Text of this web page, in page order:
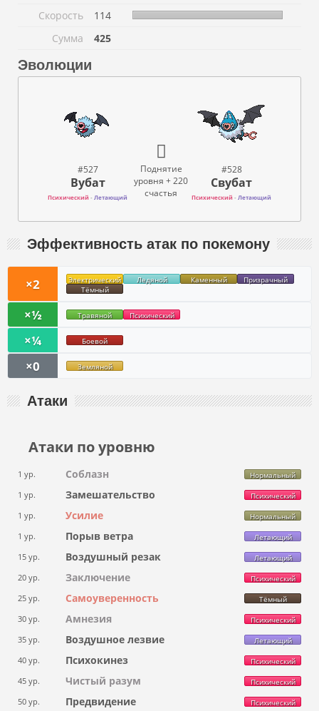
Скорость
114
Сумма
425
Эволюции
#527
Вубат
Психический- Летающий
Поднятие
уровня + 220
счастья
#528
Свубат
Психический- Летающий
Эффективность атак по покемону
×2 Электрический Ледяной Каменный
Призрачный
Тёмный
×½ Травяной Психический
×¼ Боевой
×0 Земляной
Атаки
Атаки по уровню
1 ур. Соблазн Нормальный
1 ур. Замешательство Психический
1 ур. Усилие Нормальный
1 ур. Порыв ветра Летающий
15 ур. Воздушный резак Летающий
20 ур. Заключение Психический
25 ур. Самоуверенность Тёмный
30 ур. Амнезия Психический
35 ур. Воздушное лезвие Летающий
40 ур. Психокинез Психический
45 ур. Чистый разум Психический
50 ур. Предвидение Психический